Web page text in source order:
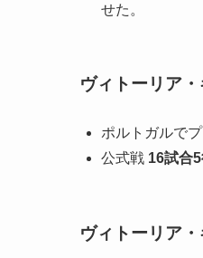
せた。
ヴィトーリア
ポルトガルで
公式戦 16試合
ヴィトーリア